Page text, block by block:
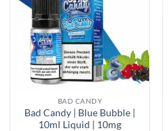
BAD CANDY
Bad Candy | Blue Bubble |
10ml Liquid | 10mg